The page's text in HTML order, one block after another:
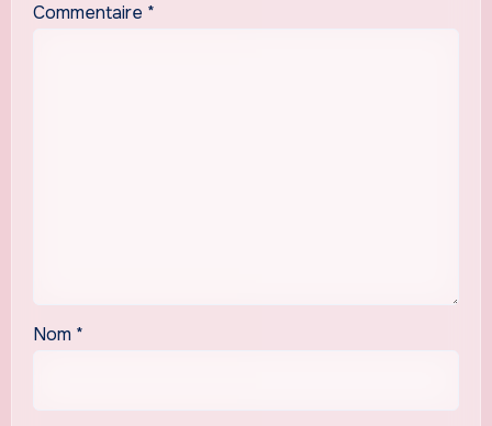
Commentaire *
Nom *